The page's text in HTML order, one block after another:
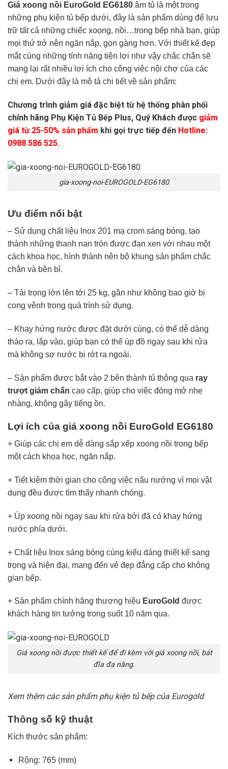
Giá xoong nồi EuroGold EG6180 âm tủ là một trong
những phụ kiện tủ bếp dưới, đây là sản phẩm dùng để lưu
trữ tất cả những chiếc xoong, nồi…trong bếp nhà bạn, giúp
mọi thứ trở nên ngăn nắp, gọn gàng hơn. Với thiết kế đẹp
mắt cùng những tính năng tiện lợi như vậy chắc chắn sẽ
mang lại rất nhiều lợi ích cho công việc nội chợ của các
chị em. Dưới đây là mô tả chi tiết về sản phẩm:
Chương trình giảm giá đặc biệt từ hệ thống phân phối
chính hãng Phụ Kiện Tủ Bếp Plus, Quý Khách được giảm
giá từ 25-50% sản phẩm khi gọi trực tiếp đến Hotline:
0988 586 525.
gia-xoong-noi-EUROGOLD-EG6180
Ưu điểm nổi bật
– Sử dụng chất liệu Inox 201 mạ crom sáng bóng, tạo
thành những thanh nan tròn được đan xen với nhau một
cách khoa học, hình thành nên bộ khung sản phẩm chắc
chắn và bền bỉ.
– Tải trọng lớn lên tới 25 kg, gần như không bao giờ bị
cong vênh trong quá trình sử dụng.
– Khay hứng nước được đặt dưới cùng, có thể dễ dàng
tháo ra, lắp vào, giúp bạn có thể úp đồ ngay sau khi rửa
mà không sợ nước bị rớt ra ngoài.
– Sản phẩm được bắt vào 2 bên thành tủ thông qua ray
trượt giảm chấn cao cấp, giúp cho việc đóng mở nhẹ
nhàng, không gây tiếng ồn.
Lợi ích của giá xoong nồi EuroGold EG6180
+ Giúp các chị em dễ dàng sắp xếp xoong nồi trong bếp
một cách khoa học, ngăn nắp.
+ Tiết kiệm thời gian cho công việc nấu nướng vì mọi vật
dụng đều được tìm thấy nhanh chóng.
+ Úp xoong nồi ngay sau khi rửa bởi đã có khay hứng
nước phía dưới.
+ Chất liệu Inox sáng bóng cùng kiểu dáng thiết kế sang
trọng và hiện đại, mang đến vẻ đẹp đẳng cấp cho không
gian bếp.
+ Sản phẩm chính hãng thương hiệu EuroGold được
khách hàng tin tưởng trong suốt 10 năm qua.
Giá xoong nồi được thiết kế để đi kèm với giá xoong nồi, bát
đĩa đa năng.
Xem thêm các sản phẩm phụ kiện tủ bếp của Eurogold
Thông số kỹ thuật
Kích thước sản phẩm:
Rộng: 765 (mm)